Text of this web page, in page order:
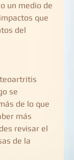
un medio de
que
del
se
de lo que
más
revisar el
de la